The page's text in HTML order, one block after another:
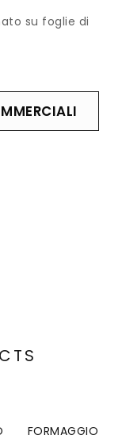
su foglie di
FORMAGGIO